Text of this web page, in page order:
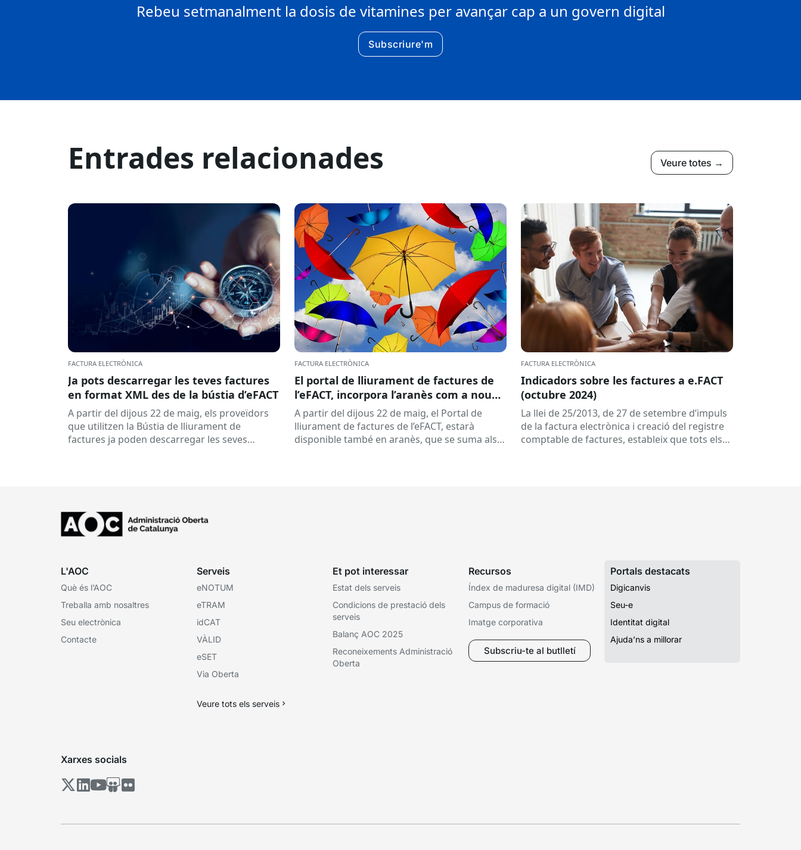
Rebeu setmanalment la dosis de vitamines per avançar cap a un govern digital
Subscriure'm
Entrades relacionades Veure totes →
FACTURA ELECTRÒNICA
Ja pots descarregar les teves factures
en format XML des de la bústia d’eFACT
A partir del dijous 22 de maig, els proveïdors
que utilitzen la Bústia de lliurament de
factures ja poden descarregar les seves
FACTURA ELECTRÒNICA
El portal de lliurament de factures de
l’eFACT, incorpora l’aranès com a nou
idioma
A partir del dijous 22 de maig, el Portal de
lliurament de factures de l’eFACT, estarà
disponible també en aranès, que se suma als
FACTURA ELECTRÒNICA
Indicadors sobre les factures a e.FACT
(octubre 2024)
La llei de 25/2013, de 27 de setembre d’impuls
de la factura electrònica i creació del registre
comptable de factures, estableix que tots els
L'AOC
Què és l’AOC
Treballa amb nosaltres
Seu electrònica
Contacte
Serveis
eNOTUM
eTRAM
idCAT
VÀLID
eSET
Via Oberta
Veure tots els serveis
Et pot interessar
Estat dels serveis
Condicions de prestació dels
serveis
Balanç AOC 2025
Reconeixements Administració
Oberta
Recursos
Índex de maduresa digital (IMD)
Campus de formació
Imatge corporativa
Subscriu-te al butlletí
Portals destacats
Digicanvis
Seu-e
Identitat digital
Ajuda’ns a millorar
Xarxes socials